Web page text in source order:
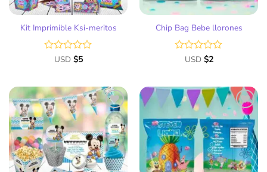
Kit Imprimible Ksi-meritos
Valorado
de
5
USD $5
Chip Bag Bebe llorones
Valorado
de
USD $2
Añadir
a la
lista
de
deseos
Añadir
a la
lista
de
deseos